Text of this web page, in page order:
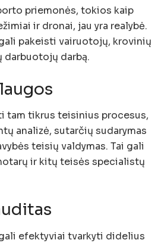
priemonės, tokios kaip
ir dronai, jau yra realybė.
pakeisti vairuotojų, krovinių
darbuotojų darbą.
tam tikrus teisinius procesus,
analizė, sutarčių sudarymas
teisių valdymas. Tai gali
ir kitų teisės specialistų
efektyviai tvarkyti didelius